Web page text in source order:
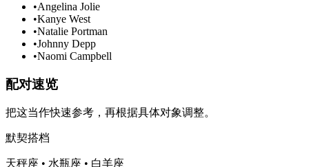
•Angelina Jolie
•Kanye West
•Natalie Portman
•Johnny Depp
•Naomi Campbell
配对速览
把这当作快速参考，再根据具体对象调整。
默契搭档
天秤座 • 水瓶座 • 白羊座